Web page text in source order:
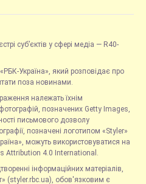
суб’єктів у сфері медіа — R40-
Україна», який розповідає про
поза новинами.
належать їхнім
позначених Getty Images,
письмового дозволу
позначені логотипом «Styler»
можуть використовуватися на
Attribution 4.0 International.
інформаційних матеріалів,
(styler.rbc.ua), обов'язковим є